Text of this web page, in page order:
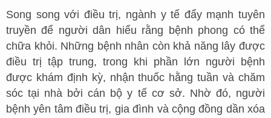
Song song với điều trị, ngành y tế đẩy mạnh tuyên
truyền để người dân hiểu rằng bệnh phong có thể
chữa khỏi. Những bệnh nhân còn khả năng lây được
điều trị tập trung, trong khi phần lớn người bệnh
được khám định kỳ, nhận thuốc hằng tuần và chăm
sóc tại nhà bởi cán bộ y tế cơ sở. Nhờ đó, người
bệnh yên tâm điều trị, gia đình và cộng đồng dần xóa